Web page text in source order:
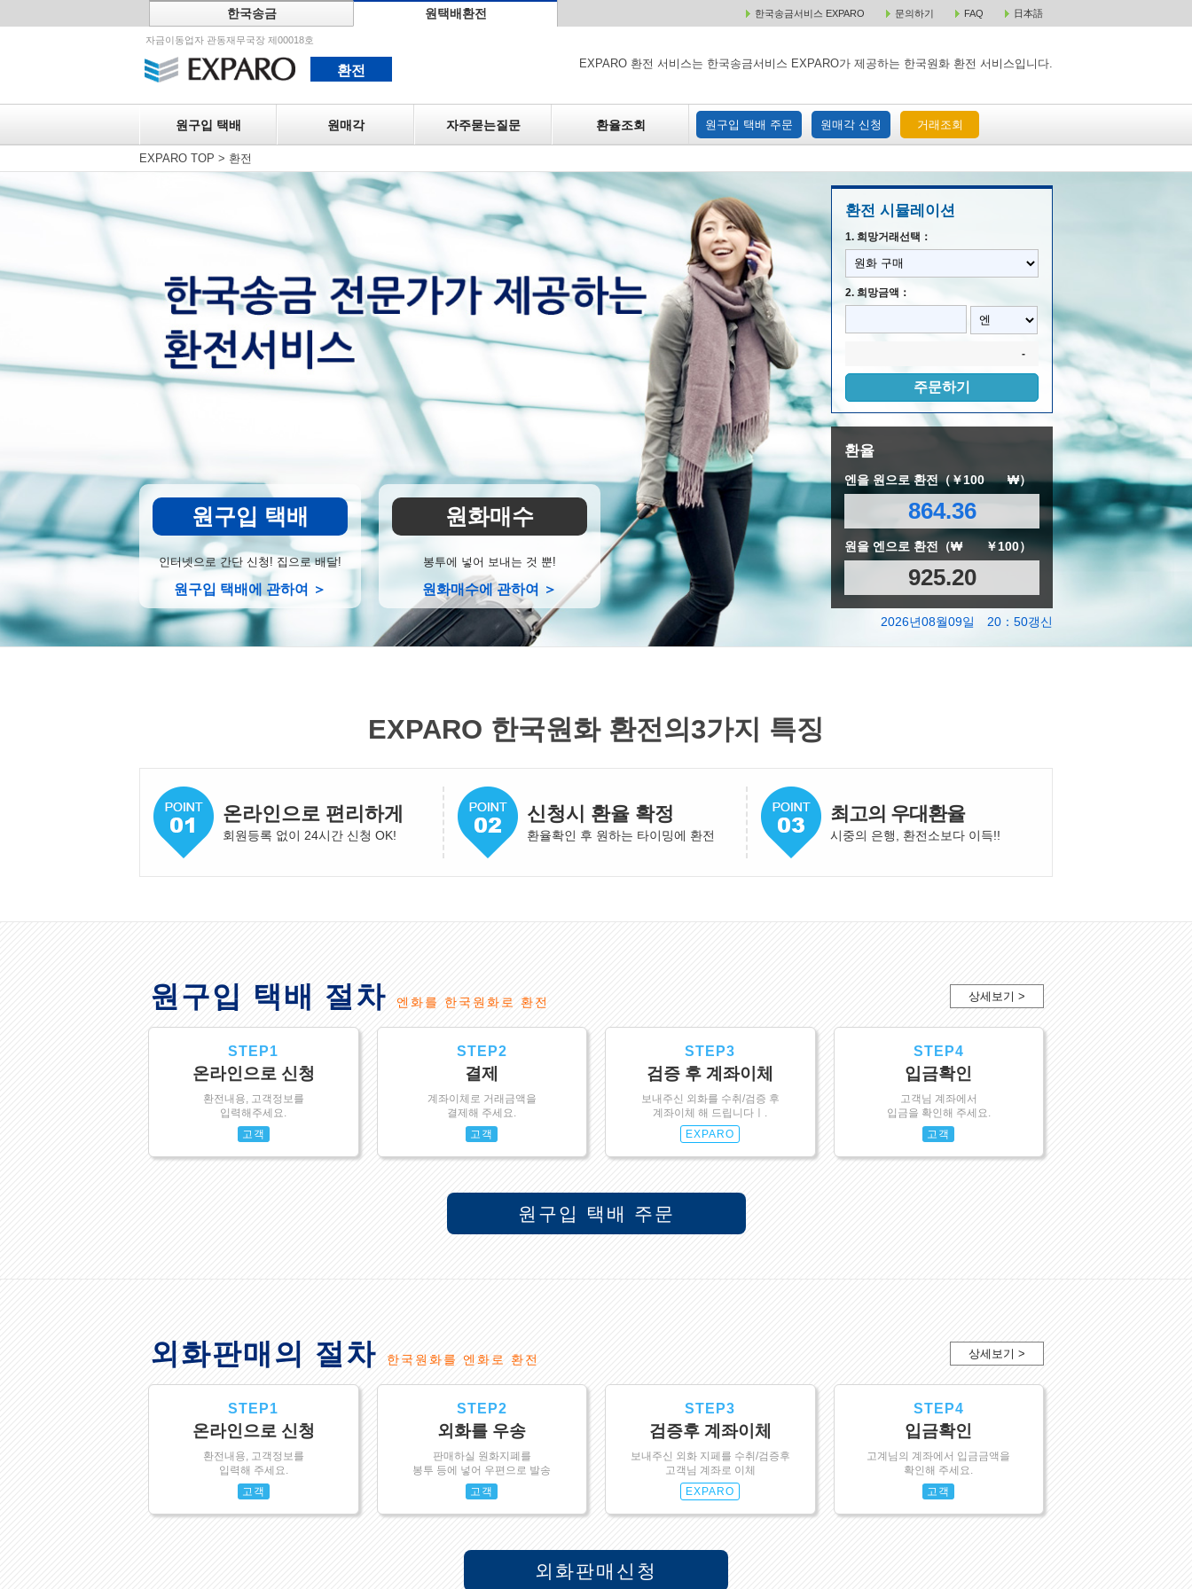
한국송금 원택배환전 한국송금서비스 EXPARO 문의하기 FAQ 日本語
자금이동업자 관동재무국장 제00018호
환전 EXPARO 환전 서비스는 한국송금서비스 EXPARO가 제공하는 한국원화 환전 서비스입니다.
원구입 택배 원매각 자주묻는질문 환율조회 원구입 택배 주문 원매각 신청 거래조회
원매각 원구입 택배 주문 원매각 주문 거래조회
EXPARO TOP > 환전
환전 시뮬레이션
1. 희망거래선택：
2. 희망금액：
-
주문하기
환율
엔을 원으로 환전（￥100 ₩）
864.36
원을 엔으로 환전（₩ ￥100）
925.20
2026년08월09일 20：50갱신
원구입 택배
인터넷으로 간단 신청! 집으로 배달!
원구입 택배에 관하여 ＞
원화매수
봉투에 넣어 보내는 것 뿐!
원화매수에 관하여 ＞
EXPARO 한국원화 환전의 3가지 특징
온라인으로 편리하게
회원등록 없이 24시간 신청 OK!
신청시 환율 확정
환율확인 후 원하는 타이밍에 환전
최고의 우대환율
시중의 은행, 환전소보다 이득!!
상세보기 >
원구입 택배 절차 엔화를 한국원화로 환전
STEP1
온라인으로 신청
환전내용, 고객정보를
입력해주세요.
고객
STEP2
결제
계좌이체로 거래금액을
결제해 주세요.
고객
STEP3
검증 후 계좌이체
보내주신 외화를 수취/검증 후
계좌이체 해 드립니다ㅣ.
EXPARO
STEP4
입금확인
고객님 계좌에서
입금을 확인해 주세요.
고객
원구입 택배 주문
상세보기 >
외화판매의 절차 한국원화를 엔화로 환전
STEP1
온라인으로 신청
환전내용, 고객정보를
입력해 주세요.
고객
STEP2
외화를 우송
판매하실 원화지폐를
봉투 등에 넣어 우편으로 발송
고객
STEP3
검증후 계좌이체
보내주신 외화 지페를 수취/검증후
고객님 계좌로 이체
EXPARO
STEP4
입금확인
고계님의 계좌에서 입금금액을
확인해 주세요.
고객
외화판매신청